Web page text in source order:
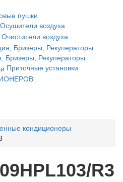
пушки
Осушители воздуха
Очистители воздуха
Бризеры, Рекуператоры
Приточные установки
кондиционеры
R3